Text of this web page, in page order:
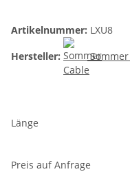
Artikelnummer: LXU8
Hersteller:
Länge
Preis auf Anfrage